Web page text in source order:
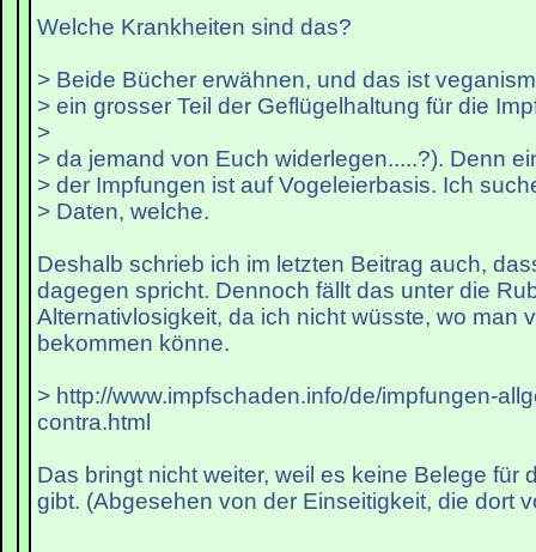
Welche Krankheiten sind das?
> Beide Bücher erwähnen, und das ist
> ein grosser Teil der Geflügelhaltung für die
>
> da jemand von Euch widerlegen.....?). Denn
> der Impfungen ist auf Vogeleierbasis. Ich
> Daten, welche.
Deshalb schrieb ich im letzten Beitrag auch,
dagegen spricht. Dennoch fällt das unter die
Alternativlosigkeit, da ich nicht wüsste, wo man
bekommen könne.
> http://www.impfschaden.info/de/impfungen-
contra.html
Das bringt nicht weiter, weil es keine Belege für
gibt. (Abgesehen von der Einseitigkeit, die dort